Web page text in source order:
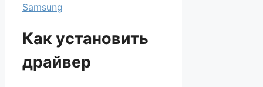
Samsung
Как установить
драйвер